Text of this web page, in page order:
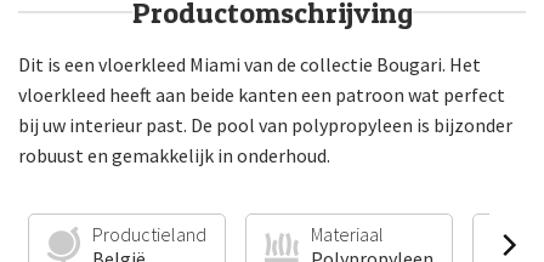
Productomschrijving
Dit is een vloerkleed Miami van de collectie Bougari. Het
vloerkleed heeft aan beide kanten een patroon wat perfect
bij uw interieur past. De pool van polypropyleen is bijzonder
robuust en gemakkelijk in onderhoud.
Productieland
Materiaal